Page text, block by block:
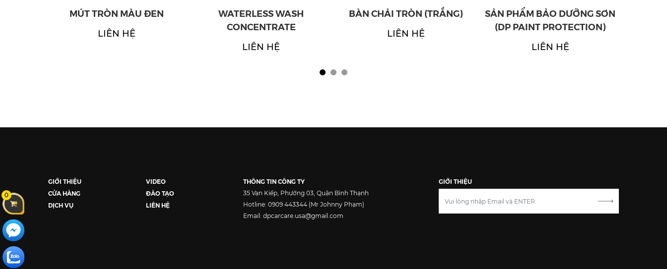
MÚT TRÒN MÀU ĐEN
LIÊN HỆ
WATERLESS WASH
CONCENTRATE
LIÊN HỆ
BÀN CHẢI TRÒN (TRẮNG)
LIÊN HỆ
SẢN PHẨM BẢO DƯỠNG SƠN
(DP PAINT PROTECTION)
LIÊN HỆ
GIỚI THIỆU
CỬA HÀNG
DỊCH VỤ
VIDEO
ĐÀO TẠO
LIÊN HỆ
THÔNG TIN CÔNG TY
35 Vạn Kiếp, Phường 03, Quận Bình Thạnh
Hotline: 0909 443344 (Mr Johnny Phạm)
Email: dpcarcare.usa@gmail.com
GIỚI THIỆU
0